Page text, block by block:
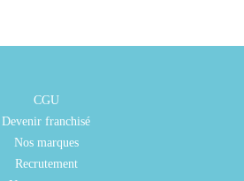
CGU
Devenir franchisé
Nos marques
Recrutement